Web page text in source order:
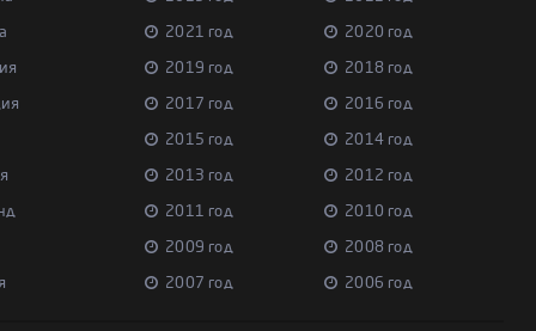
2021 год 2020 год
2019 год 2018 год
2017 год 2016 год
2015 год 2014 год
2013 год 2012 год
2011 год 2010 год
2009 год 2008 год
2007 год 2006 год